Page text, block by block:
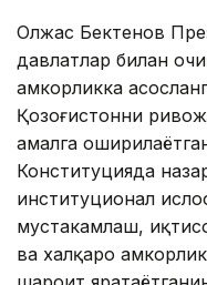
Олжас Бектенов
давлатлар билан
ҳамкорликка
Қозоғистонни
амалга
Конституцияда
институционал
мустаҳкамлаш,
ва халқаро